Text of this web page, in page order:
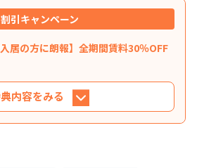
割引キャンペーン
居の方に朗報】全期間賃料30％OFF
内容をみる